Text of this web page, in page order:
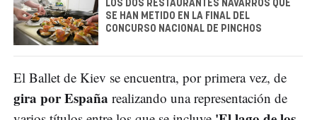
LOS DOS RESTAURANTES NAVARROS QUE
SE HAN METIDO EN LA FINAL DEL
CONCURSO NACIONAL DE PINCHOS
El Ballet de Kiev se encuentra, por primera vez, de
gira por España realizando una representación de